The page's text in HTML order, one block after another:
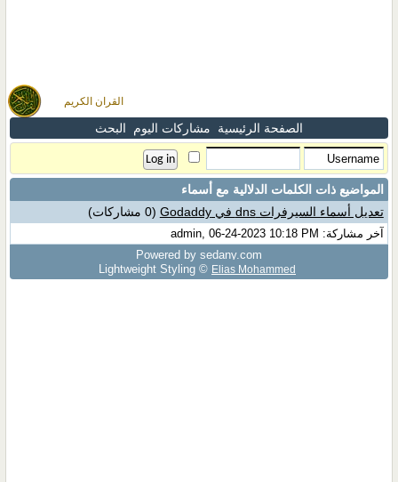
القران الكريم
الصفحة الرئيسية مشاركات اليوم البحث
المواضيع ذات الكلمات الدلالية مع
أسماء
تعديل أسماء السيرفرات dns في Godaddy
(0 مشاركات)
آخر مشاركة: admin, 06-24-2023 10:18 PM
Powered by sedany.com
Lightweight Styling © Elias Mohammed